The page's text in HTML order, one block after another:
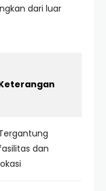
dari luar
dan